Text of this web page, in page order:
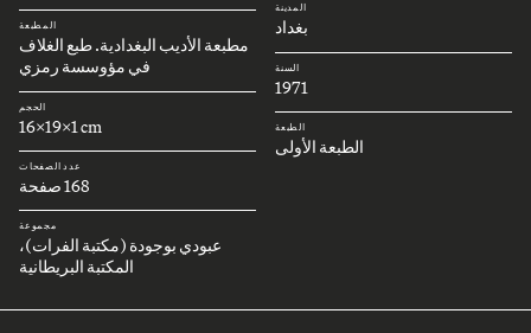
المدينة
بغداد
السنة
1971
الطبعة
الطبعة الأولى
المطبعة
مطبعة الأديب البغدادية. طبع الغلاف
في مؤوسسة رمزي
الحجم
16x19x1 cm
عدد الصفحات
168 صفحة
مجموعة
عبودي بوجودة (مكتبة الفرات)،
المكتبة البريطانية